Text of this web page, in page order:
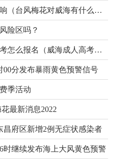
风梅花对威海有什么影响没）
险区吗？
名（威海成人高考去哪里报名）
00分发布暴雨黄色预警信号
季活动
最新消息2022
昌府区新增2例无症状感染者
时继续发布海上大风黄色预警